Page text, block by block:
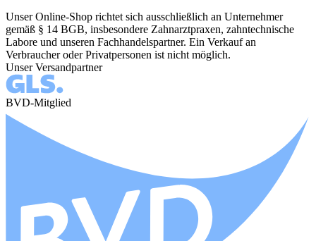
Unser Online-Shop richtet sich ausschließlich an Unternehmer
gemäß § 14 BGB, insbesondere Zahnarztpraxen, zahntechnische
Labore und unseren Fachhandelspartner. Ein Verkauf an
Verbraucher oder Privatpersonen ist nicht möglich.
Unser Versandpartner
BVD-Mitglied